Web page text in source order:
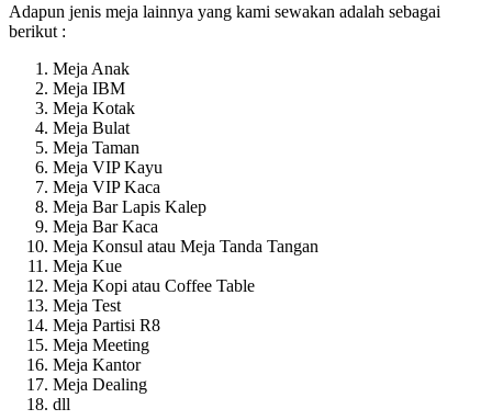
Adapun jenis meja lainnya yang kami sewakan adalah sebagai
berikut :
Meja Anak
Meja IBM
Meja Kotak
Meja Bulat
Meja Taman
Meja VIP Kayu
Meja VIP Kaca
Meja Bar Lapis Kalep
Meja Bar Kaca
Meja Konsul atau Meja Tanda Tangan
Meja Kue
Meja Kopi atau Coffee Table
Meja Test
Meja Partisi R8
Meja Meeting
Meja Kantor
Meja Dealing
dll